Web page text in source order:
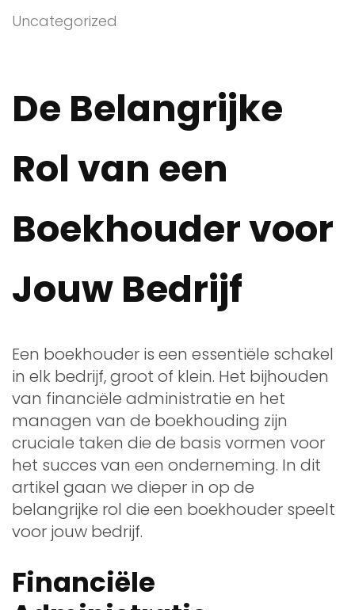
Uncategorized
De Belangrijke
Rol van een
Boekhouder voor
Jouw Bedrijf
Een boekhouder is een essentiële schakel
in elk bedrijf, groot of klein. Het bijhouden
van financiële administratie en het
managen van de boekhouding zijn
cruciale taken die de basis vormen voor
het succes van een onderneming. In dit
artikel gaan we dieper in op de
belangrijke rol die een boekhouder speelt
voor jouw bedrijf.
Financiële